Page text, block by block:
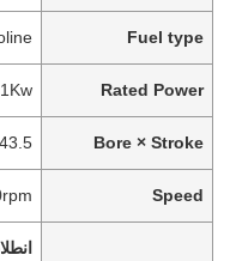
Fuel type
Rated Power
1Kw
Bore × Stroke
43.5×35.8 Mm
Speed